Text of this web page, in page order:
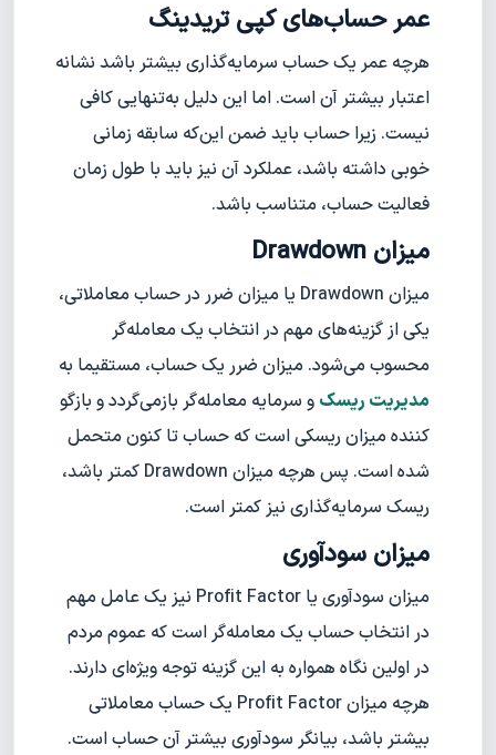
عمر حساب‌های کپی تریدینگ
هرچه عمر یک حساب سرمایه‌گذاری بیشتر باشد نشانه
اعتبار بیشتر آن است. اما این دلیل به‌تنهایی کافی
نیست. زیرا حساب باید ضمن این‌که سابقه زمانی
خوبی داشته باشد، عملکرد آن نیز باید با طول زمان
فعالیت حساب، متناسب باشد.
میزان Drawdown
میزان Drawdown یا میزان ضرر در حساب معاملاتی،
یکی از گزینه‌های مهم در انتخاب یک معامله‌گر
محسوب می‌شود. میزان ضرر یک حساب، مستقیما به
مدیریت ریسک و سرمایه معامله‌گر بازمی‌گردد و بازگو
کننده میزان ریسکی است که حساب تا کنون متحمل
شده است. پس هرچه میزان Drawdown کمتر باشد،
ریسک سرمایه‌گذاری نیز کمتر است.
میزان سودآوری
میزان سودآوری یا Profit Factor نیز یک عامل مهم
در انتخاب حساب یک معامله‌گر است که عموم مردم
در اولین نگاه همواره به این گزینه توجه ویژه‌ای دارند.
هرچه میزان Profit Factor یک حساب معاملاتی
بیشتر باشد، بیانگر سودآوری بیشتر آن حساب است.